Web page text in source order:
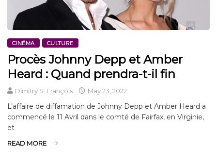
CINÉMA CULTURE
Procès Johnny Depp et Amber
Heard : Quand prendra-t-il fin
Dimitry S. François May 23, 2022
L’affaire de diffamation de Johnny Depp et Amber Heard a
commencé le 11 Avril dans le comté de Fairfax, en Virginie,
et
READ MORE